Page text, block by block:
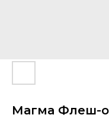
Магма Флеш-